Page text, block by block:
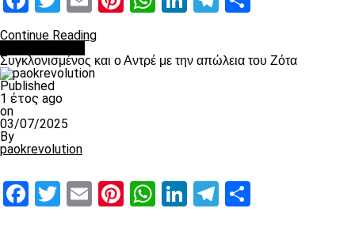
Continue Reading
Συγκλονισμένος και ο Αντρέ με την απώλεια του Ζότα
Published
1 έτος ago
on
03/07/2025
By
paokrevolution
Facebook
Twitter
EmailPinterest
WhatsApp
LinkedIn
Telegram